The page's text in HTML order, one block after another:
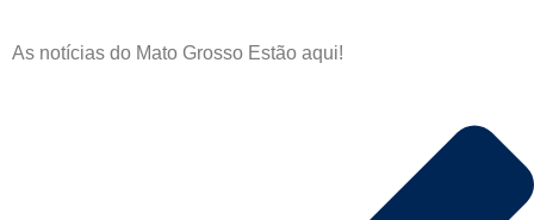
As notícias do Mato Grosso Estão aqui!